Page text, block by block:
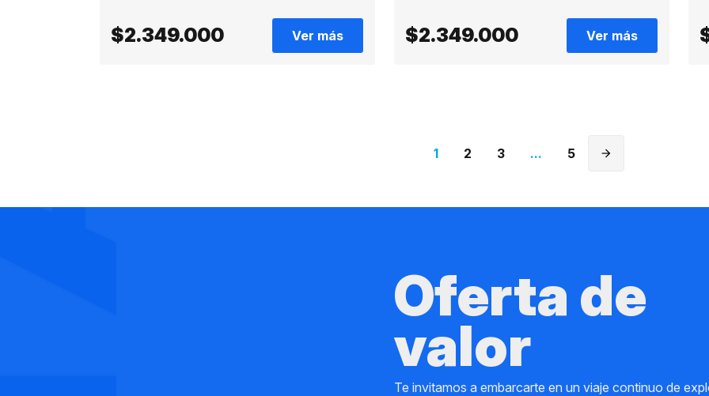
$2.349.000 Ver más $2.349.000 Ver más
1 2 3 ... 5
Oferta de
valor
Te invitamos a embarcarte en un viaje continuo de